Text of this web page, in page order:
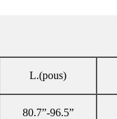
L.(pous)
80.7”-96.5”